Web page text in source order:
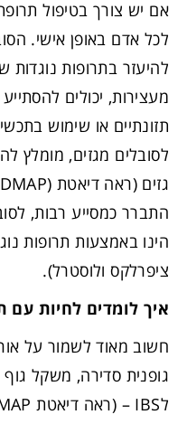
אם יש צורך בטיפול
לכל אדם באופן אישי.
להיעזר בתרופות נוגדות
מעצירות, יכולים
תזונתיים או שימוש
לסובלים מגזים, מומלץ
התברר כמסייע רבות,
הינו באמצעות תרופות
ציפרלקס ולוסטרל).
איך לומדים לחיות
חשוב מאוד לשמור על
גופנית סדירה, משקל